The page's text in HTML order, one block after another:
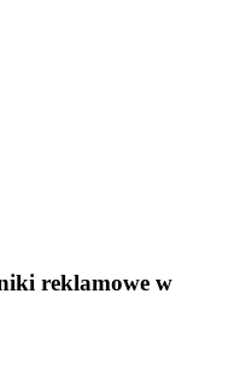
reklamowe w